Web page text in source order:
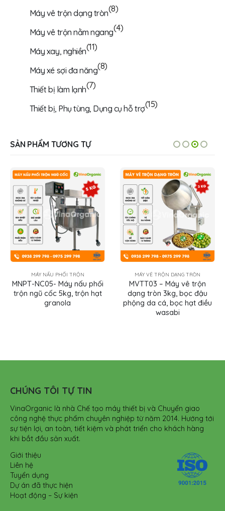
Máy vê trộn dạng tròn(8)
Máy vê trộn nằm ngang(4)
Máy xay, nghiền(11)
Máy xé sợi đa năng(8)
Thiết bị làm lạnh(7)
Thiết bị, Phụ tùng, Dụng cụ hỗ trợ(15)
SẢN PHẨM TƯƠNG TỰ
MÁY NẤU PHỐI TRỘN
MNPT-NC05- Máy nấu phối
trộn ngũ cốc 5kg, trộn hạt
granola
MÁY VÊ TRỘN DẠNG TRÒN
MVTT03 – Máy vê trộn
dạng tròn 3kg, bọc đậu
phộng da cá, bọc hạt điều
wasabi
CHÚNG TÔI TỰ TIN
VinaOrganic là nhà Chế tạo máy thiết bị và Chuyển giao
công nghệ thực phẩm chuyên nghiệp từ năm 2014. Hướng tới
sự tiện lợi, an toàn, tiết kiệm và phát triển cho khách hàng
khi bắt đầu sản xuất.
Giới thiệu
Liên hệ
Tuyển dụng
Dự án đã thực hiện
Hoạt động – Sự kiện